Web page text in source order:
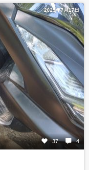
2025年7月17日
37 4